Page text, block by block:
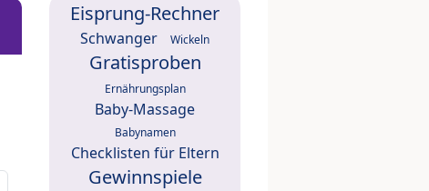
Eisprung-Rechner
Schwanger Wickeln
Gratisproben
Ernährungsplan
Baby-Massage
Babynamen
Checklisten für Eltern
Gewinnspiele